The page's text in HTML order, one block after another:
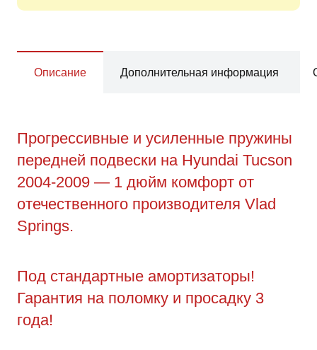
Описание Дополнительная информация
Прогрессивные и усиленные пружины
передней подвески на Hyundai Tucson
2004-2009 — 1 дюйм комфорт от
отечественного производителя Vlad
Springs.
Под стандартные амортизаторы!
Гарантия на поломку и просадку 3
года!